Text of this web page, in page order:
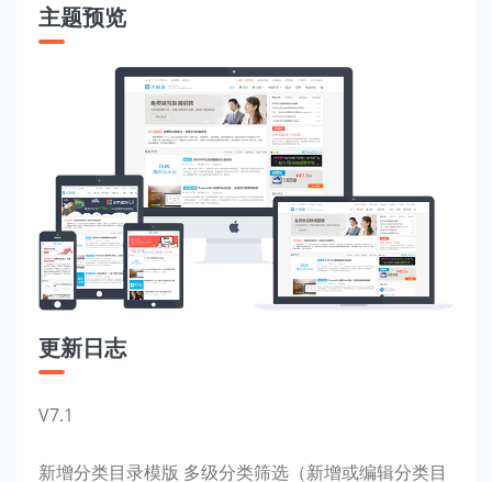
主题预览
更新日志
V7.1
新增分类目录模版 多级分类筛选（新增或编辑分类目